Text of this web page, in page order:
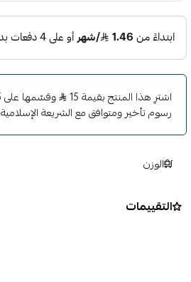
اشترِ هذا المنتج بقيمة 15
رسوم تأخير ومتوافق مع الشريعة الإسلامية
الوزن
التقييمات